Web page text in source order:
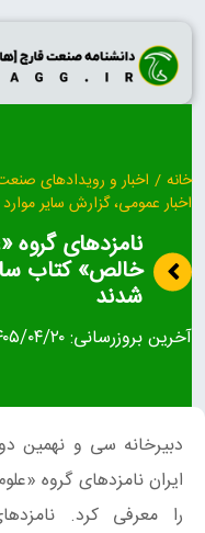
Skip
content
خانه / اخبار و رویدادهای
اخبار عمومی، گزارش سایر موارد
نامزدهای گروه
خالص» کتاب
شدند
آخرین بروزرسانی:۱۴۰۵/۰۴/
دبیرخانه سی‌ و نهمین
ایران نامزدهای گروه
را معرفی کرد.